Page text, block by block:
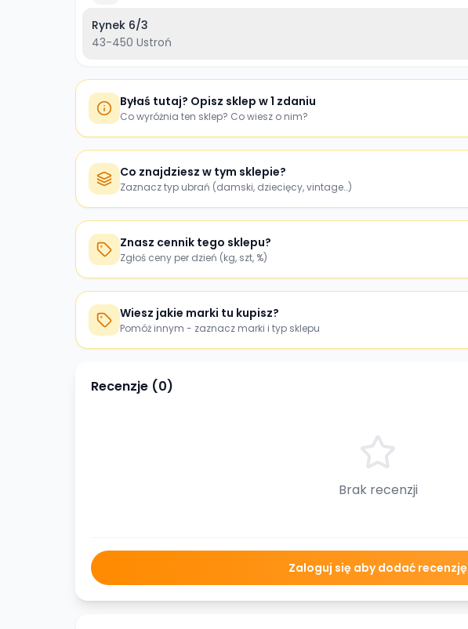
Rynek 6/3
43-450 Ustroń
Byłaś tutaj? Opisz sklep w 1 zdaniu
Co wyróżnia ten sklep? Co wiesz o nim?
Co znajdziesz w tym sklepie?
Zaznacz typ ubrań (damski, dziecięcy, vintage…)
Znasz cennik tego sklepu?
Zgłoś ceny per dzień (kg, szt, %)
Wiesz jakie marki tu kupisz?
Pomóż innym - zaznacz marki i typ sklepu
Recenzje (0)
Brak recenzji
Zaloguj się aby dodać recenzję